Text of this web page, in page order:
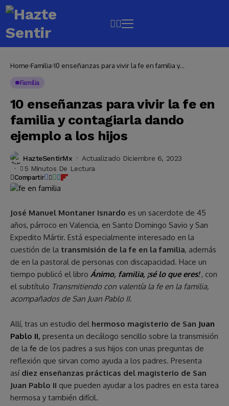
Home Familia 10 enseñanzas para vivir la fe en familia y
Familia
10 enseñanzas para vivir la fe en
familia y contagiarla dando
ejemplo a los hijos
HazteSentirMx
Actualizado Diciembre 6, 2023
5 Minutos De Lectura
Compartir
José Manuel Montaner Isnardo es un sacerdote de 45
años, párroco en Valencia, en Santo Domingo Savio y San
Expedito Mártir. Está especialmente interesado en la
cuestión de la transmisión de la fe en la familia, además
de en la pastoral de personas con discapacidad. Hace un
tiempo publicó el libro Ánimo, familia, ¡sé lo que eres! , con
el subtítulo Transmitiendo con valentía la fe en la familia,
acompañados de San Juan Pablo II.
Allí, tras un estudio del hermoso magisterio de San Juan
Pablo II, presenta un decálogo sencillo sobre la transmisión
de la fe de los padres a sus hijos con unas preguntas de
reflexión que sirvan como ayuda a los padres. Presenta
así diez enseñanzas prácticas del magisterio de San
Juan Pablo II que pueden ayudar a los padres en esta tarea
hermosa y también difícil.